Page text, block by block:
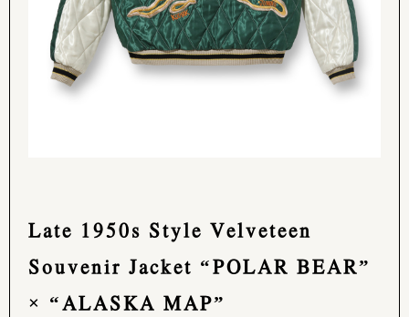
Late 1950s Style Velveteen
Souvenir Jacket “POLAR BEAR”
× “ALASKA MAP”